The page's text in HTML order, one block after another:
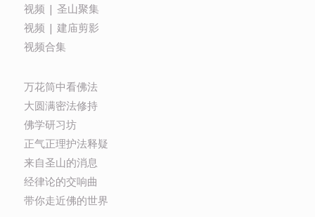
视频 | 圣山聚集
视频 | 建庙剪影
视频合集
万花筒中看佛法
大圆满密法修持
佛学研习坊
正气正理护法释疑
来自圣山的消息
经律论的交响曲
带你走近佛的世界